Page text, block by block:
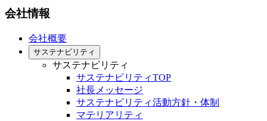
会社情報
会社概要
サステナビリティ
サステナビリティ
サステナビリティTOP
社長メッセージ
サステナビリティ活動方針・体制
マテリアリティ